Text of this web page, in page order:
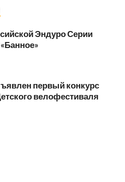
Эндуро Серии
первый конкурс
велофестиваля